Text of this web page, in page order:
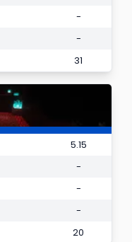
-
-
31
5.15
-
-
-
20